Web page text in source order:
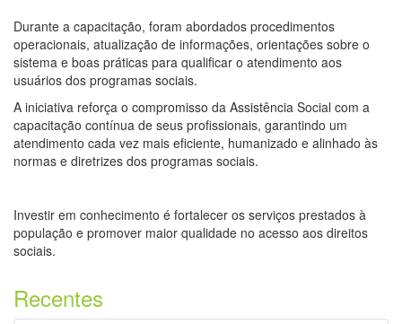
Durante a capacitação, foram abordados procedimentos
operacionais, atualização de informações, orientações sobre o
sistema e boas práticas para qualificar o atendimento aos
usuários dos programas sociais.
A iniciativa reforça o compromisso da Assistência Social com a
capacitação contínua de seus profissionais, garantindo um
atendimento cada vez mais eficiente, humanizado e alinhado às
normas e diretrizes dos programas sociais.
Investir em conhecimento é fortalecer os serviços prestados à
população e promover maior qualidade no acesso aos direitos
sociais.
Recentes